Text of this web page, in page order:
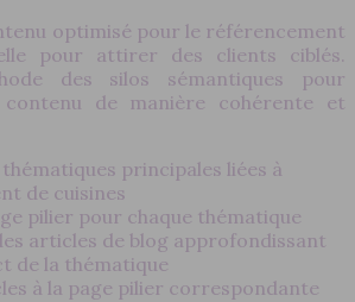
optimisé pour le référencement
pour attirer des clients ciblés.
des silos sémantiques pour
de manière cohérente et
principales liées à
de cuisines
pilier pour chaque thématique
articles de blog approfondissant
de la thématique
à la page pilier correspondante